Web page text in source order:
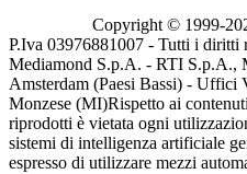
Copyright © 1999-
P.Iva 03976881007 - Tutti i diritti
Mediamond S.p.A. - RTI S.p.A.,
Amsterdam (Paesi Bassi) - Uffici
Monzese (MI)Rispetto ai
riprodotti è vietata ogni
sistemi di intelligenza artificiale
espresso di utilizzare mezzi